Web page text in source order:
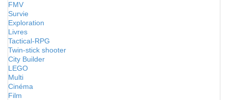
FMV
Survie
Exploration
Livres
Tactical-RPG
Twin-stick shooter
City Builder
LEGO
Multi
Cinéma
Film